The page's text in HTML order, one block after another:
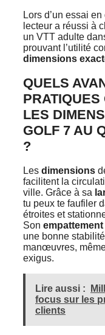
Lors d’un essai
lecteur a réussi à
un VTT adulte
prouvant l’utilité
dimensions
QUELS
PRATIQUES
LES
GOLF 7 AU
?
Les dimensions
facilitent la
ville. Grâce à sa
tu peux te faufiler
étroites et
Son empattement
une bonne
manœuvres,
exigus.
Lire aussi :
focus sur les
clients